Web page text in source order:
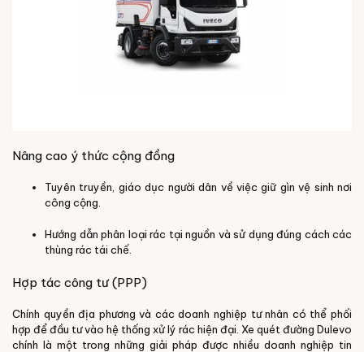
Nâng cao ý thức cộng đồng
Tuyên truyền, giáo dục người dân về việc giữ gìn vệ sinh nơi
công cộng.
Hướng dẫn phân loại rác tại nguồn và sử dụng đúng cách các
thùng rác tái chế.
Hợp tác công tư (PPP)
Chính quyền địa phương và các doanh nghiệp tư nhân có thể phối
hợp để đầu tư vào hệ thống xử lý rác hiện đại. Xe quét đường Dulevo
chính là một trong những giải pháp được nhiều doanh nghiệp tin